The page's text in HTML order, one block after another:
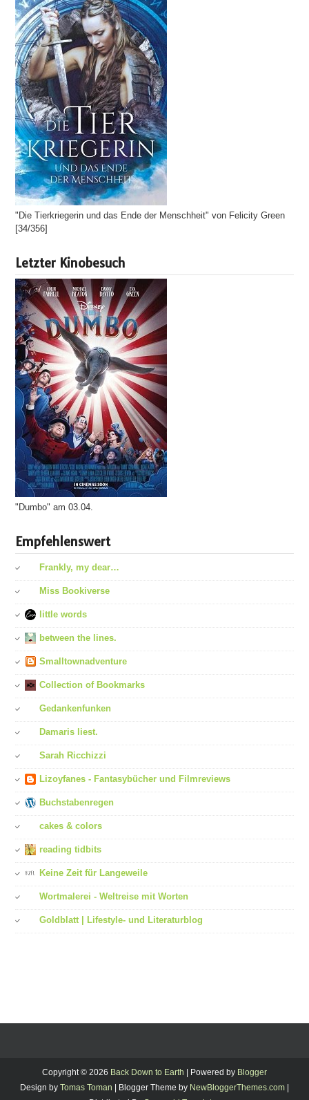
"Die Tierkriegerin und das Ende der Menschheit" von Felicity Green
[34/356]
Letzter Kinobesuch
"Dumbo" am 03.04.
Empfehlenswert
Frankly, my dear…
Miss Bookiverse
little words
between the lines.
Smalltownadventure
Collection of Bookmarks
Gedankenfunken
Damaris liest.
Sarah Ricchizzi
Lizoyfanes - Fantasybücher und Filmreviews
Buchstabenregen
cakes & colors
reading tidbits
Keine Zeit für Langeweile
Wortmalerei - Weltreise mit Worten
Goldblatt | Lifestyle- und Literaturblog
Copyright © 2026 Back Down to Earth | Powered by Blogger
Design by Tomas Toman | Blogger Theme by NewBloggerThemes.com